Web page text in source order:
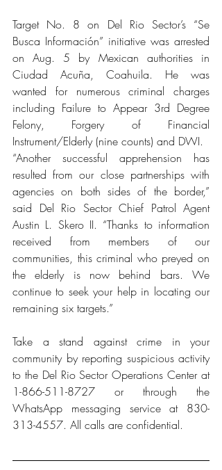
Target No. 8 on Del Rio Sector’s “Se
Busca Información” initiative was arrested
on Aug. 5 by Mexican authorities in
Ciudad Acuña, Coahuila. He was
wanted for numerous criminal charges
including Failure to Appear 3rd Degree
Felony, Forgery of Financial
Instrument/Elderly (nine counts) and DWI.
“Another successful apprehension has
resulted from our close partnerships with
agencies on both sides of the border,”
said Del Rio Sector Chief Patrol Agent
Austin L. Skero II. “Thanks to information
received from members of our
communities, this criminal who preyed on
the elderly is now behind bars. We
continue to seek your help in locating our
remaining six targets.”
Take a stand against crime in your
community by reporting suspicious activity
to the Del Rio Sector Operations Center at
1-866-511-8727 or through the
WhatsApp messaging service at 830-
313-4557. All calls are confidential.